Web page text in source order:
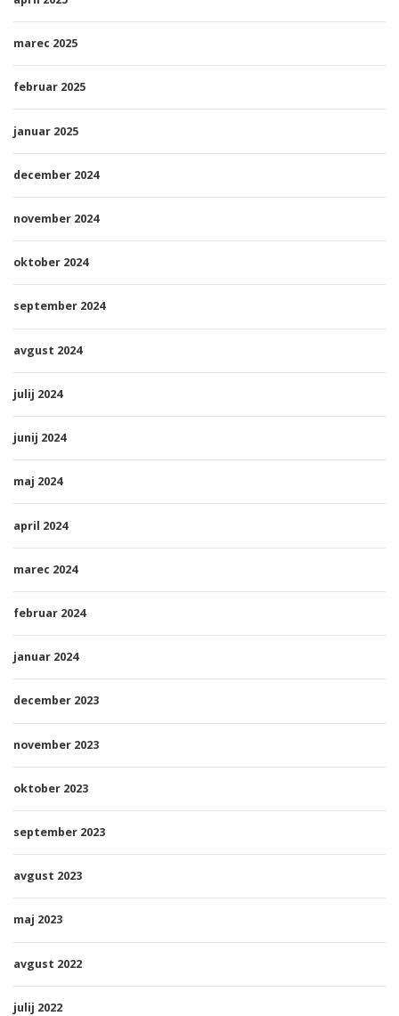
marec 2025
februar 2025
januar 2025
december 2024
november 2024
oktober 2024
september 2024
avgust 2024
julij 2024
junij 2024
maj 2024
april 2024
marec 2024
februar 2024
januar 2024
december 2023
november 2023
oktober 2023
september 2023
avgust 2023
maj 2023
avgust 2022
julij 2022